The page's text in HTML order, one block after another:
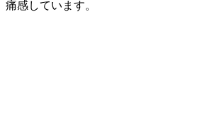
痛感しています。